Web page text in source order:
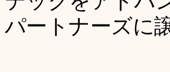
パートナーズに